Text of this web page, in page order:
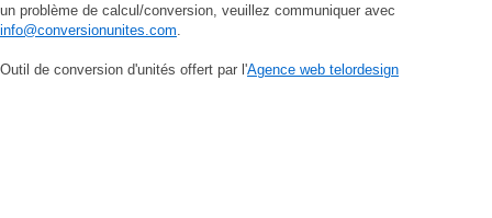
un problème de calcul/conversion, veuillez communiquer avec
info@conversionunites.com
Outil de conversion d'unités offert par l'Agence web telordesign